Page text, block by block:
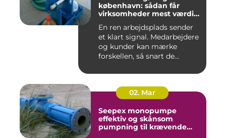
københavn: sådan får
virksomheder mest værdi
En ren arbejdsplads sender
et klart signal. Medarbejdere
og kunder kan mærke
forskellen, så snart de...
02. Mar
Seepex monopumpe
effektiv og skånsom
pumpning til krævende